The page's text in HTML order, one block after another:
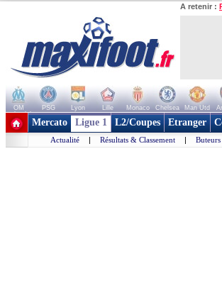
A retenir :
OM PSG Lyon Lille Monaco Chelsea Man Utd
+ de clubs
Mercato Ligue 1 L2/Coupes Etranger
Actualité | Résultats & Classement | Buteurs